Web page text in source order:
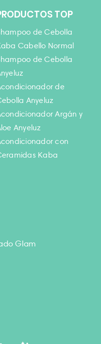
TOP
de Cebolla
Cabello Normal
de Cebolla
de
Anyeluz
Argán y
Anyeluz
con
Kaba
Glam